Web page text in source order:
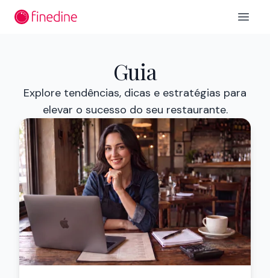
Open
Guia
Explore tendências, dicas e estratégias para
elevar o sucesso do seu restaurante.